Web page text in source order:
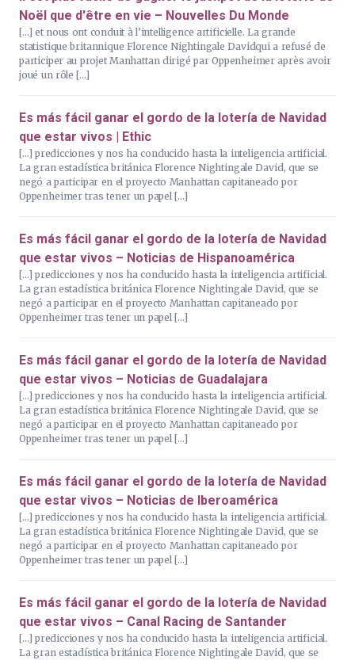
Noël que d'être en vie – Nouvelles Du Monde
[…] et nous ont conduit à l’intelligence artificielle. La grande
statistique britannique Florence Nightingale Davidqui a refusé de
participer au projet Manhattan dirigé par Oppenheimer après avoir
joué un rôle […]
Es más fácil ganar el gordo de la lotería de Navidad
que estar vivos | Ethic
[…] predicciones y nos ha conducido hasta la inteligencia artificial.
La gran estadística británica Florence Nightingale David, que se
negó a participar en el proyecto Manhattan capitaneado por
Oppenheimer tras tener un papel […]
Es más fácil ganar el gordo de la lotería de Navidad
que estar vivos – Noticias de Hispanoamérica
[…] predicciones y nos ha conducido hasta la inteligencia artificial.
La gran estadística británica Florence Nightingale David, que se
negó a participar en el proyecto Manhattan capitaneado por
Oppenheimer tras tener un papel […]
Es más fácil ganar el gordo de la lotería de Navidad
que estar vivos – Noticias de Guadalajara
[…] predicciones y nos ha conducido hasta la inteligencia artificial.
La gran estadística británica Florence Nightingale David, que se
negó a participar en el proyecto Manhattan capitaneado por
Oppenheimer tras tener un papel […]
Es más fácil ganar el gordo de la lotería de Navidad
que estar vivos – Noticias de Iberoamérica
[…] predicciones y nos ha conducido hasta la inteligencia artificial.
La gran estadística británica Florence Nightingale David, que se
negó a participar en el proyecto Manhattan capitaneado por
Oppenheimer tras tener un papel […]
Es más fácil ganar el gordo de la lotería de Navidad
que estar vivos – Canal Racing de Santander
[…] predicciones y nos ha conducido hasta la inteligencia artificial.
La gran estadística británica Florence Nightingale David, que se